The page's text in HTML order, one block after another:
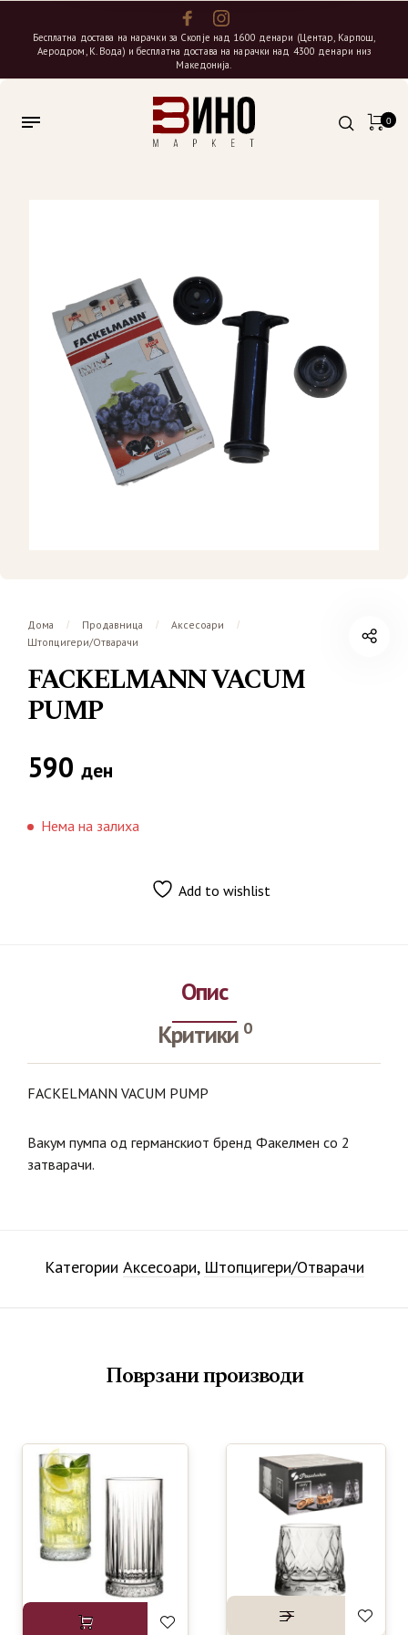
Бесплатна достава на нарачки за Скопје над 1600 денари (Центар, Карпош,
Аеродром, К. Вода) и бесплатна достава на нарачки над 4300 денари низ
Македонија.
0
Дома / Продавница / Аксесоари /
Штопцигери/Отварачи
FACKELMANN VACUM
PUMP
590 ден
Нема на залиха
Add to wishlist
Опис
Критики 0
FACKELMANN VACUM PUMP
Вакум пумпа од германскиот бренд Факелмен со 2
затварачи.
Категории Аксесоари, Штопцигери/Отварачи
Поврзани производи